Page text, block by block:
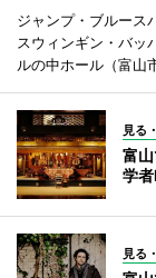
ジャンプ・ブルース
スウィンギン・バッ
ルの中ホール（富山
見る
富
学
見る